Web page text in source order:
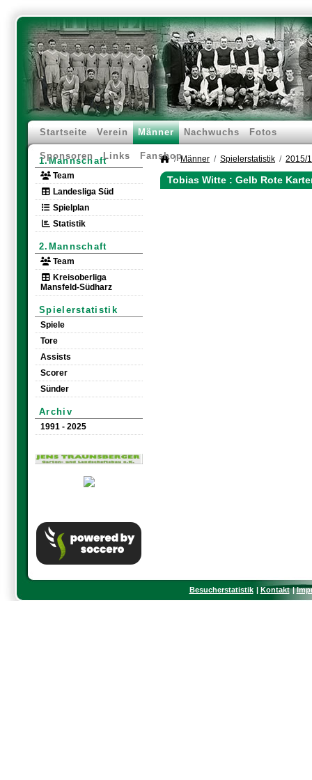
Startseite Verein Männer Nachwuchs Fotos
Sponsoren Links Fanshop
1.Mannschaft
Team
Landesliga Süd
Spielplan
Statistik
2.Mannschaft
Team
Kreisoberliga
Mansfeld-Südharz
Spielerstatistik
Spiele
Tore
Assists
Scorer
Sünder
Archiv
1991 - 2025
Männer Spielerstatistik 2015/
Tobias Witte : Gelb Rote
Besucherstatistik Kontakt